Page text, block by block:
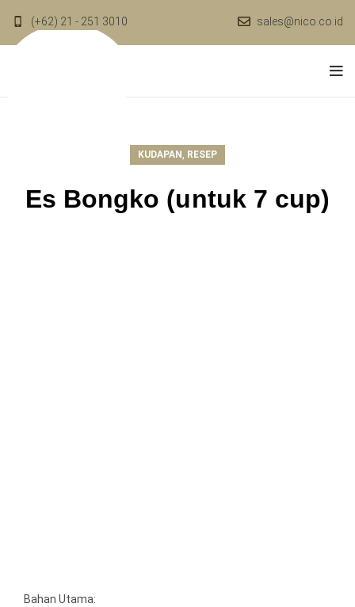
(+62) 21 - 251 3010 sales@nico.co.id
KUDAPAN, RESEP
Es Bongko (untuk 7 cup)
Bahan Utama: